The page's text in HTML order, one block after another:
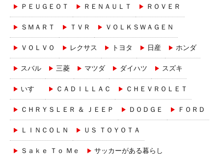
ＰＥＵＧＥＯＴ ＲＥＮＡＵＬＴ ＲＯＶＥＲ
ＳＭＡＲＴ ＴＶＲ ＶＯＬＫＳＷＡＧＥＮ
ＶＯＬＶＯ レクサス トヨタ 日産 ホンダ
スバル 三菱 マツダ ダイハツ スズキ
いすゞ ＣＡＤＩＬＬＡＣ ＣＨＥＶＲＯＬＥＴ
ＣＨＲＹＳＬＥＲ ＆ ＪＥＥＰ ＤＯＤＧＥ ＦＯＲＤ
ＬＩＮＣＯＬＮ ＵＳ ＴＯＹＯＴＡ
Ｓａｋｅ Ｔｏ Ｍｅ サッカーがある暮らし